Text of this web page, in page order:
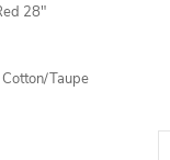
28"
Taupe